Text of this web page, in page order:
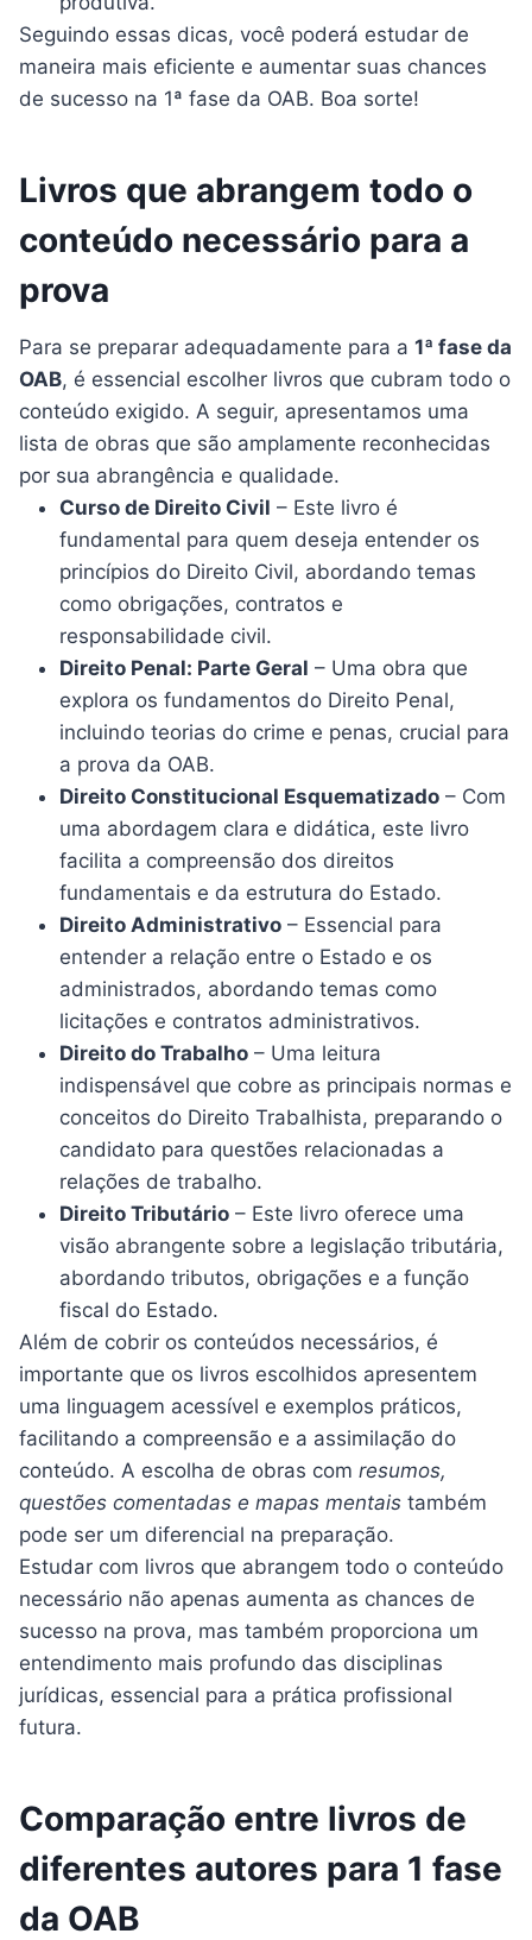
Seguindo essas dicas, você poderá estudar de
maneira mais eficiente e aumentar suas chances
de sucesso na 1ª fase da OAB. Boa sorte!
Livros que abrangem todo o
conteúdo necessário para a
prova
Para se preparar adequadamente para a 1ª fase da
OAB, é essencial escolher livros que cubram todo o
conteúdo exigido. A seguir, apresentamos uma
lista de obras que são amplamente reconhecidas
por sua abrangência e qualidade.
Curso de Direito Civil – Este livro é
fundamental para quem deseja entender os
princípios do Direito Civil, abordando temas
como obrigações, contratos e
responsabilidade civil.
Direito Penal: Parte Geral – Uma obra que
explora os fundamentos do Direito Penal,
incluindo teorias do crime e penas, crucial para
a prova da OAB.
Direito Constitucional Esquematizado – Com
uma abordagem clara e didática, este livro
facilita a compreensão dos direitos
fundamentais e da estrutura do Estado.
Direito Administrativo – Essencial para
entender a relação entre o Estado e os
administrados, abordando temas como
licitações e contratos administrativos.
Direito do Trabalho – Uma leitura
indispensável que cobre as principais normas e
conceitos do Direito Trabalhista, preparando o
candidato para questões relacionadas a
relações de trabalho.
Direito Tributário – Este livro oferece uma
visão abrangente sobre a legislação tributária,
abordando tributos, obrigações e a função
fiscal do Estado.
Além de cobrir os conteúdos necessários, é
importante que os livros escolhidos apresentem
uma linguagem acessível e exemplos práticos,
facilitando a compreensão e a assimilação do
conteúdo. A escolha de obras com resumos,
questões comentadas e mapas mentais também
pode ser um diferencial na preparação.
Estudar com livros que abrangem todo o conteúdo
necessário não apenas aumenta as chances de
sucesso na prova, mas também proporciona um
entendimento mais profundo das disciplinas
jurídicas, essencial para a prática profissional
futura.
Comparação entre livros de
diferentes autores para 1 fase
da OAB